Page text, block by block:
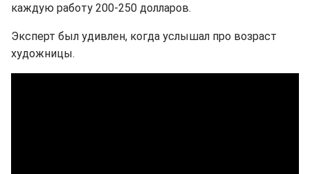
каждую работу 200-250 долларов.
Эксперт был удивлен, когда услышал про возраст
художницы.